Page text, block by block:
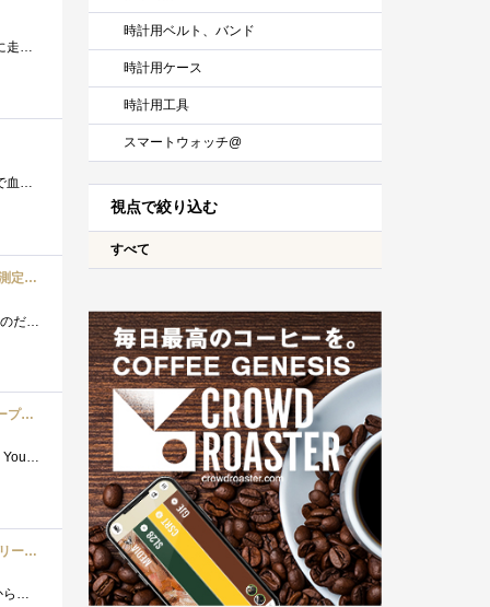
精密ドライバー（パッケージ） メガネのツルにある小さいネジを締めるのに精密ドライバーが必要になり、100均に買いに走りました。 ホムセ�...
私はスマートウォッチやスマートバンドの類に、これまで殆ど興味はありませんでした。 しかし、オモチャレベルの機材で血中酸素を測ってみた...
品】
初めてのスマートウォッチ。AppleWatchより安価で購入できる点が魅力だった。 スマートフォンとの連携が基本だと思うのだがiPadminiと連携。Android�...
ト
ステンレスバンドのコマ調整を時計店に依頼すれば500〜1,500円(税別)とそれなりの料金がかかってしまうため購入した。YouTubeの交換動画を参考に作...
【日本正規代理店品】Xiaomi Mi スマートバンド6 日本語版 1.56インチディスプレイ 血中酸素レベル測定 14日間のバッテリー持続時間 心拍数 睡眠モニタリング 30 種類エクササイズモード 5ATM防水 LINE・メッセージ・着信・座りすぎ通知
活動量計を探してました。スマートウォッチは正直いらない。なぜならウォッチには充電なしていいものがいっぱいあるから。活動量計9.9割のた�...
時計用ベルト、バンド
時計用ケース
時計用工具
スマートウォッチ@
視点で絞り込む
すべて